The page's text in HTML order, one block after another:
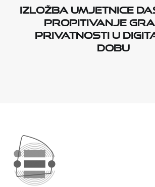
Izložba umjetnice
propitivanje
privatnosti u
dobu